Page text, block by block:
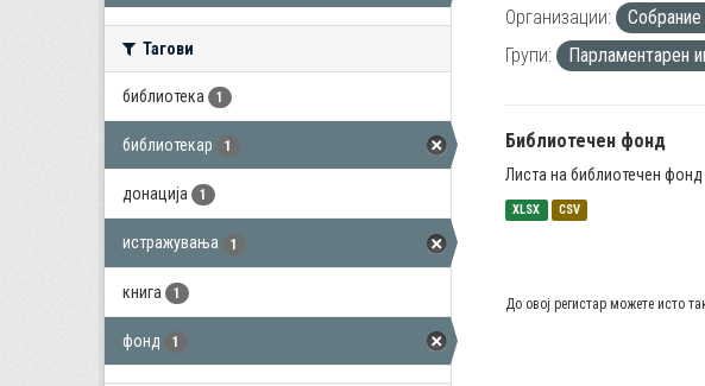
Тагови
библиотека 1
библиотекар 1
донација 1
истражувања 1
книга 1
фонд 1
Организации: Собрание
Групи:
Парламентарен
Библиотечен фонд
Листа на библиотечен
XLSX CSV
До овој регистар можете исто